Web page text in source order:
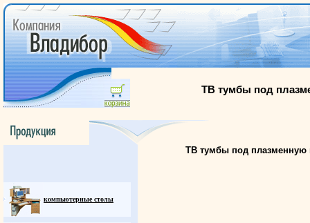
ТВ тумбы под
компьютерные столы
ТВ тумбы под плазменную